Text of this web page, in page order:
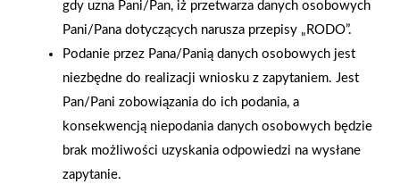
Gwarancja jakości
naszych produktów
Zakupy w systemie
ratalnym
telefoniczne
gdy uzna Pani/Pan, iż przetwarza danych osobowych
Pani/Pana dotyczących narusza przepisy „RODO”.
Podanie przez Pana/Panią danych osobowych jest
niezbędne do realizacji wniosku z zapytaniem. Jest
Pan/Pani zobowiązania do ich podania, a
konsekwencją niepodania danych osobowych będzie
brak możliwości uzyskania odpowiedzi na wysłane
zapytanie.
Polityka plików cookies
Nasz serwis internetowy wykorzystuje pliki cookies w celu
zapewnienia prawidłowego działania strony, poprawy komfortu
użytkowania oraz analizy ruchu na stronie.
Czym są pliki cookies?
Cookies to niewielkie pliki tekstowe zapisywane na urządzeniu